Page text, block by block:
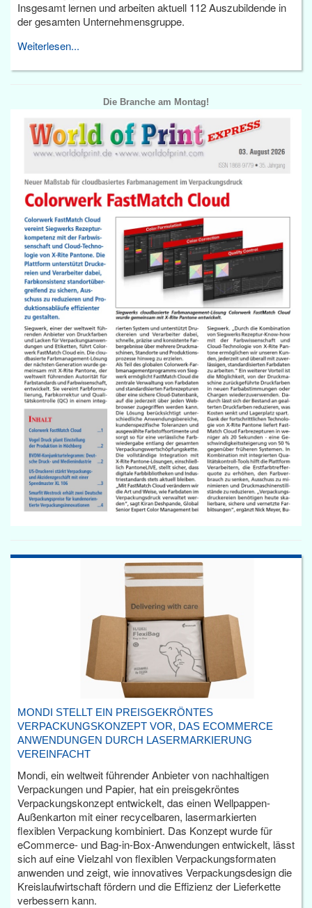
Insgesamt lernen und arbeiten aktuell 112 Auszubildende in
der gesamten Unternehmensgruppe.
Weiterlesen...
Die Branche am Montag!
MONDI STELLT EIN PREISGEKRÖNTES
VERPACKUNGSKONZEPT VOR, DAS ECOMMERCE
ANWENDUNGEN DURCH LASERMARKIERUNG
VEREINFACHT
Mondi, ein weltweit führender Anbieter von nachhaltigen
Verpackungen und Papier, hat ein preisgekröntes
Verpackungskonzept entwickelt, das einen Wellpappen-
Außenkarton mit einer recycelbaren, lasermarkierten
flexiblen Verpackung kombiniert. Das Konzept wurde für
eCommerce- und Bag-in-Box-Anwendungen entwickelt, lässt
sich auf eine Vielzahl von flexiblen Verpackungsformaten
anwenden und zeigt, wie innovatives Verpackungsdesign die
Kreislaufwirtschaft fördern und die Effizienz der Lieferkette
verbessern kann.